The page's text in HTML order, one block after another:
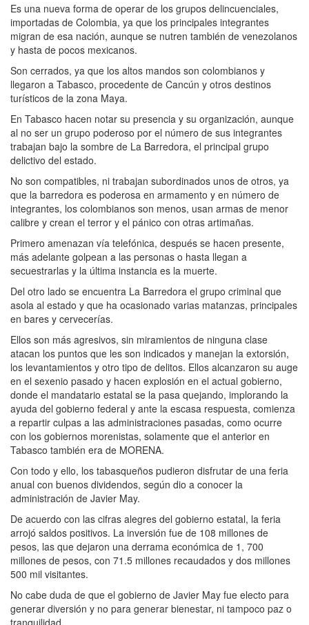
Es una nueva forma de operar de los grupos delincuenciales,
importadas de Colombia, ya que los principales integrantes
migran de esa nación, aunque se nutren también de venezolanos
y hasta de pocos mexicanos.
Son cerrados, ya que los altos mandos son colombianos y
llegaron a Tabasco, procedente de Cancún y otros destinos
turísticos de la zona Maya.
En Tabasco hacen notar su presencia y su organización, aunque
al no ser un grupo poderoso por el número de sus integrantes
trabajan bajo la sombre de La Barredora, el principal grupo
delictivo del estado.
No son compatibles, ni trabajan subordinados unos de otros, ya
que la barredora es poderosa en armamento y en número de
integrantes, los colombianos son menos, usan armas de menor
calibre y crean el terror y el pánico con otras artimañas.
Primero amenazan vía telefónica, después se hacen presente,
más adelante golpean a las personas o hasta llegan a
secuestrarlas y la última instancia es la muerte.
Del otro lado se encuentra La Barredora el grupo criminal que
asola al estado y que ha ocasionado varias matanzas, principales
en bares y cervecerías.
Ellos son más agresivos, sin miramientos de ninguna clase
atacan los puntos que les son indicados y manejan la extorsión,
los levantamientos y otro tipo de delitos. Ellos alcanzaron su auge
en el sexenio pasado y hacen explosión en el actual gobierno,
donde el mandatario estatal se la pasa quejando, implorando la
ayuda del gobierno federal y ante la escasa respuesta, comienza
a repartir culpas a las administraciones pasadas, como ocurre
con los gobiernos morenistas, solamente que el anterior en
Tabasco también era de MORENA.
Con todo y ello, los tabasqueños pudieron disfrutar de una feria
anual con buenos dividendos, según dio a conocer la
administración de Javier May.
De acuerdo con las cifras alegres del gobierno estatal, la feria
arrojó saldos positivos. La inversión fue de 108 millones de
pesos, las que dejaron una derrama económica de 1, 700
millones de pesos, con 71.5 millones recaudados y dos millones
500 mil visitantes.
No cabe duda de que el gobierno de Javier May fue electo para
generar diversión y no para generar bienestar, ni tampoco paz o
tranquilidad.